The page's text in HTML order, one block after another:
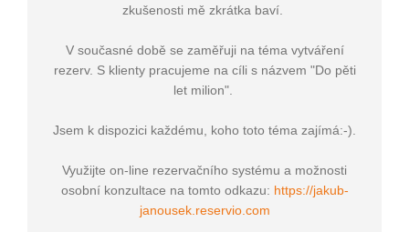
zkušenosti mě zkrátka baví.
V současné době se zaměřuji na téma vytváření
rezerv. S klienty pracujeme na cíli s názvem "Do pěti
let milion".
Jsem k dispozici každému, koho toto téma zajímá:-).
Využijte on-line rezervačního systému a možnosti
osobní konzultace na tomto odkazu: https://jakub-
janousek.reservio.com